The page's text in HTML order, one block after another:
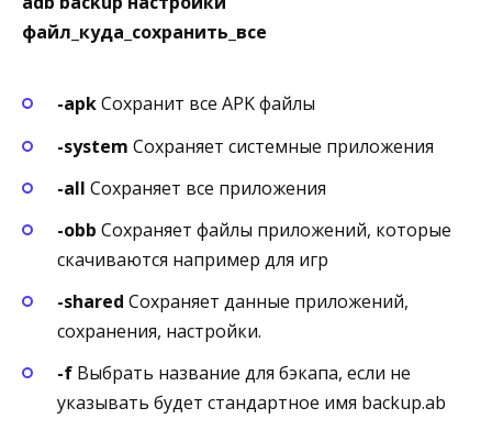
файл_куда_сохранить_все
-apkСохранит все APK файлы
-system Сохраняет системные приложения
-all Сохраняет все приложения
-obb Сохраняет файлы приложений, которые
скачиваются например для игр
-shared Сохраняет данные приложений,
сохранения, настройки.
-f Выбрать название для бэкапа, если не
указывать будет стандартное имя backup.ab